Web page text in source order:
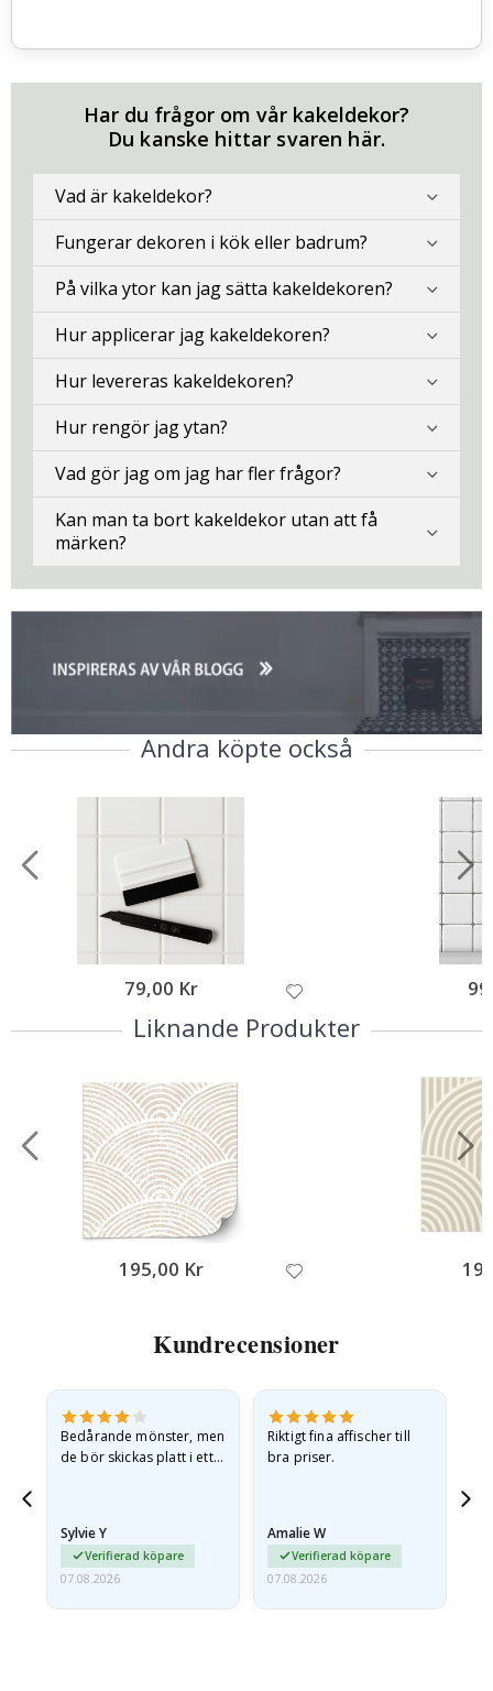
Har du frågor om vår kakeldekor?
Du kanske hittar svaren här.
Vad är kakeldekor?
Fungerar dekoren i kök eller badrum?
På vilka ytor kan jag sätta kakeldekoren?
Hur applicerar jag kakeldekoren?
Hur levereras kakeldekoren?
Hur rengör jag ytan?
Vad gör jag om jag har fler frågor?
Kan man ta bort kakeldekor utan att få
märken?
Andra köpte också
79,00 Kr
Liknande Produkter
195,00 Kr
Kundrecensioner
Bedårande mönster, men
de bör skickas platt i ett
Sylvie Y
Verifierad köpare
07.08.2026
Riktigt fina affischer till
bra priser.
Amalie W
Verifierad köpare
07.08.2026